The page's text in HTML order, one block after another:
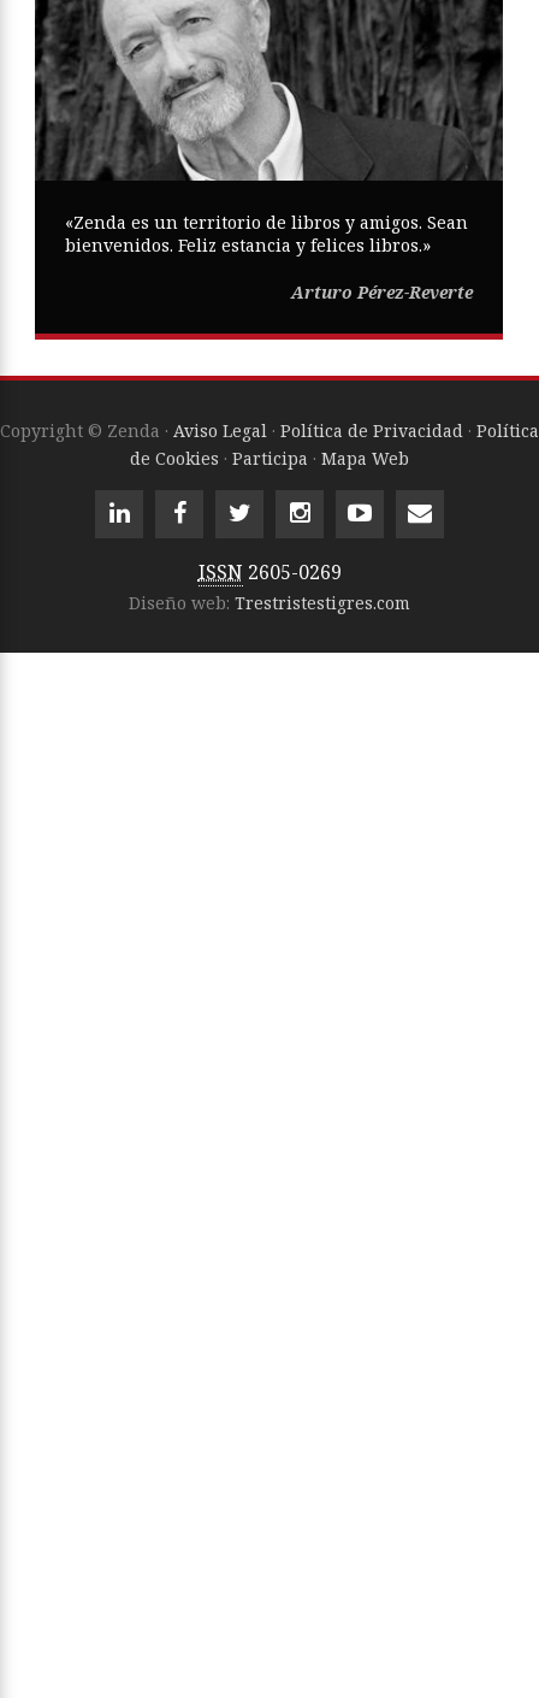
«Zenda es un territorio de libros y amigos. Sean
bienvenidos. Feliz estancia y felices libros.»
Arturo Pérez-Reverte
Copyright © Zenda · Aviso Legal · Política de Privacidad · Política
de Cookies · Participa · Mapa Web
ISSN 2605-0269
Diseño web: Trestristestigres.com